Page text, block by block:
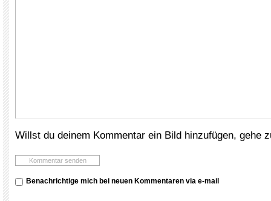
Willst du deinem Kommentar ein Bild hinzufügen, gehe
Benachrichtige mich bei neuen Kommentaren via e-mail